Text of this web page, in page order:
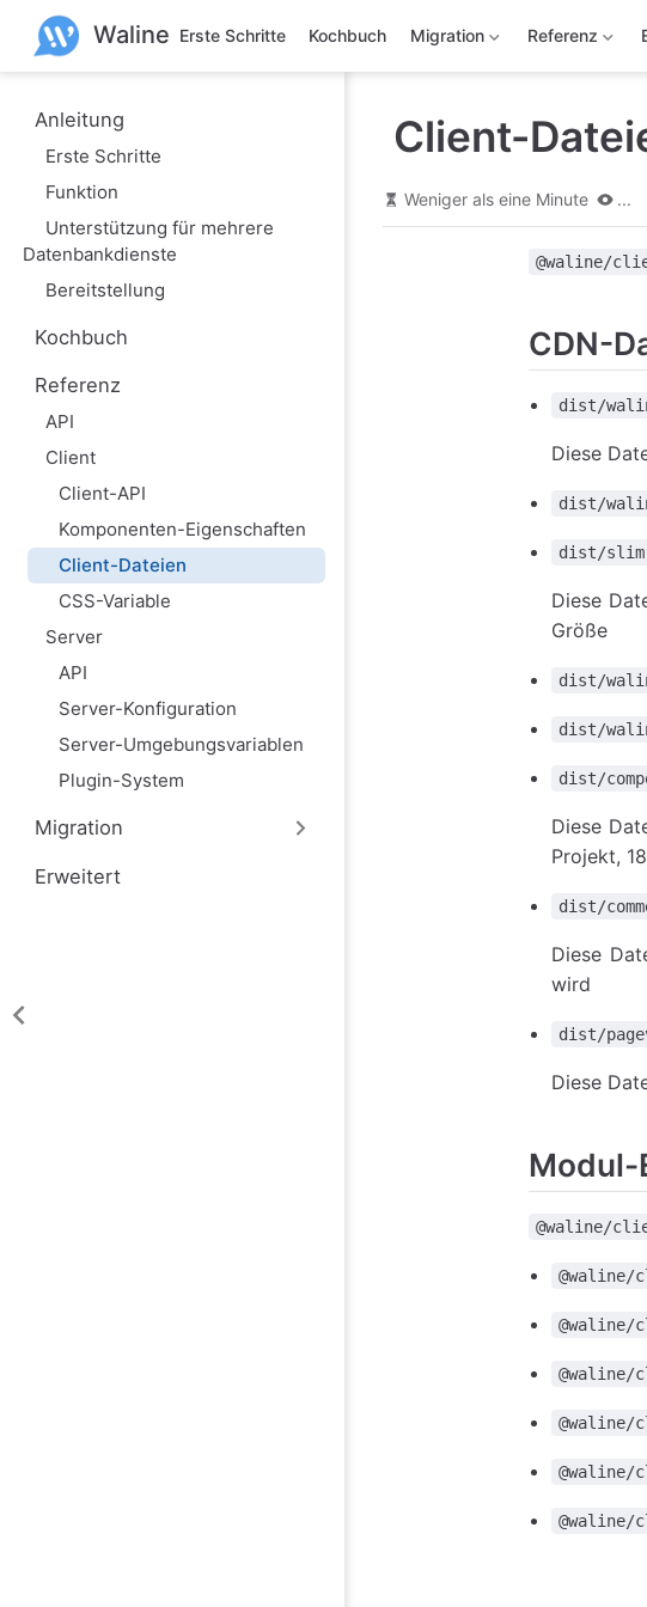
H
Waline Erste Schritte Kochbuch Migration Referenz
Anleitung
Erste Schritte
Funktion
Unterstützung für mehrere
Datenbankdienste
Bereitstellung
Kochbuch
Referenz
API
Client
Client-API
Komponenten-Eigenschaften
Client-Dateien
CSS-Variable
Server
API
Server-Konfiguration
Server-Umgebungsvariablen
Plugin-System
Migration
Erweitert
Client-
Weniger als eine Minute ...
@waline/
CDN-
dist/
Diese
dist/
dist/
Diese
Größe
dist/
dist/
dist/
Diese
Projekt,
dist/
Diese
wird
dist/
Diese
Modul-
@waline/
@waline/
@waline/